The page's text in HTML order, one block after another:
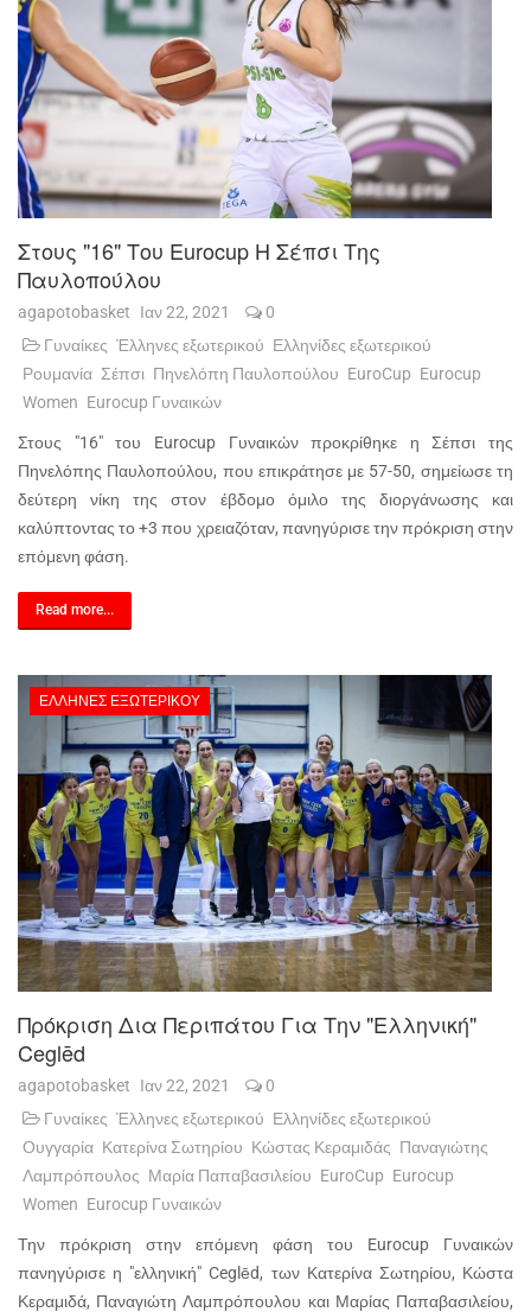
Στους "16" Του Eurocup Η Σέπσι Της
Παυλοπούλου
agapotobasket Ιαν 22, 2021
0
Γυναίκες Έλληνες εξωτερικού Ελληνίδες εξωτερικού
Ρουμανία Σέπσι Πηνελόπη Παυλοπούλου EuroCup Eurocup
Women Eurocup Γυναικών
Στους "16" του Eurocup Γυναικών προκρίθηκε η Σέπσι της
Πηνελόπης Παυλοπούλου, που επικράτησε με 57-50, σημείωσε τη
δεύτερη νίκη της στον έβδομο όμιλο της διοργάνωσης και
καλύπτοντας το +3 που χρειαζόταν, πανηγύρισε την πρόκριση στην
επόμενη φάση.
Read more...
ΈΛΛΗΝΕΣ ΕΞΩΤΕΡΙΚΟΎ
Πρόκριση Δια Περιπάτου Για Την "ελληνική"
Ceglēd
agapotobasket Ιαν 22, 2021
0
Γυναίκες Έλληνες εξωτερικού Ελληνίδες εξωτερικού
Ουγγαρία Κατερίνα Σωτηρίου Κώστας Κεραμιδάς Παναγιώτης
Λαμπρόπουλος Μαρία Παπαβασιλείου EuroCup Eurocup
Women Eurocup Γυναικών
Την πρόκριση στην επόμενη φάση του Eurocup Γυναικών
πανηγύρισε η "ελληνική" Ceglēd, των Κατερίνα Σωτηρίου, Κώστα
Κεραμιδά, Παναγιώτη Λαμπρόπουλου και Μαρίας Παπαβασιλείου,